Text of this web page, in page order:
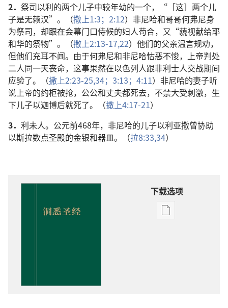
2． 祭司以利的两个儿子中较年幼的一个，“［这］两个儿
子是无赖汉”。（撒上1:3； 2:12）非尼哈和哥哥何弗尼身
为祭司，却跟在会幕门口侍候的妇人苟合，又“藐视献给耶
和华的祭物”。（撒上2:13-17,22）他们的父亲温言规劝，
但他们充耳不闻。由于何弗尼和非尼哈怙恶不悛，上帝判处
二人同一天丧命，这事果然在以色列人跟非利士人交战期间
应验了。（撒上2:23-25,34； 3:13； 4:11）非尼哈的妻子听
说上帝的约柜被抢，公公和丈夫都死去，不禁大受刺激，生
下儿子以迦博后就死了。（撒上4:17-21）
3． 利未人。公元前468年，非尼哈的儿子以利亚撒曾协助
以斯拉数点圣殿的金银和器皿。（拉8:33,34）
下载选项
出